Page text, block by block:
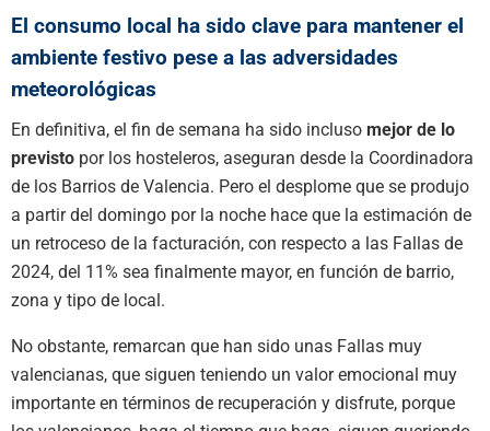
El consumo local ha sido clave para mantener el
ambiente festivo pese a las adversidades
meteorológicas
En definitiva, el fin de semana ha sido incluso mejor de lo
previsto por los hosteleros, aseguran desde la Coordinadora
de los Barrios de Valencia. Pero el desplome que se produjo
a partir del domingo por la noche hace que la estimación de
un retroceso de la facturación, con respecto a las Fallas de
2024, del 11% sea finalmente mayor, en función de barrio,
zona y tipo de local.
No obstante, remarcan que han sido unas Fallas muy
valencianas, que siguen teniendo un valor emocional muy
importante en términos de recuperación y disfrute, porque